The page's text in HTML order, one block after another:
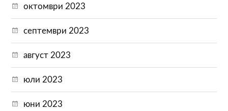
октомври 2023
септември 2023
август 2023
юли 2023
юни 2023